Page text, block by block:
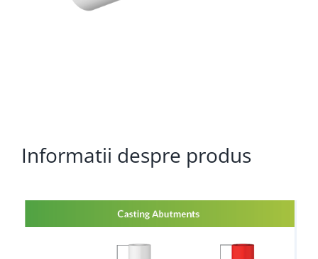
Informatii despre produs